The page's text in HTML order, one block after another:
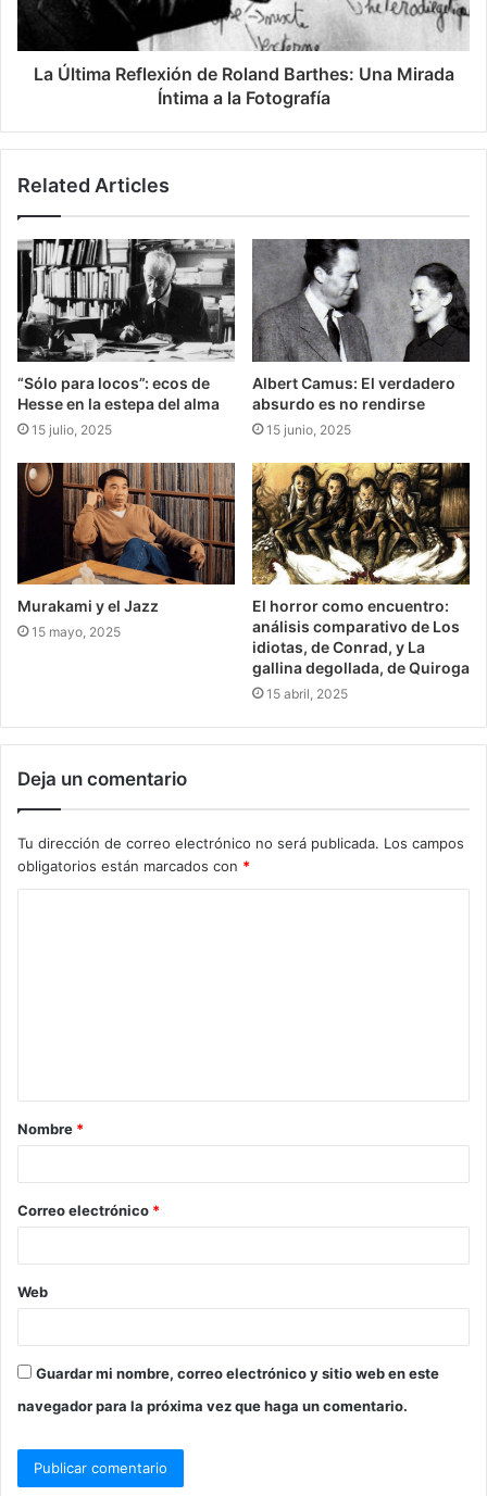
La Última Reflexión de Roland Barthes: Una Mirada
Íntima a la Fotografía
Related Articles
“Sólo para locos”: ecos de
Hesse en la estepa del alma
15 julio, 2025
Albert Camus: El verdadero
absurdo es no rendirse
15 junio, 2025
Murakami y el Jazz
15 mayo, 2025
El horror como encuentro:
análisis comparativo de Los
idiotas, de Conrad, y La
gallina degollada, de Quiroga
15 abril, 2025
Deja un comentario
Tu dirección de correo electrónico no será publicada. Los campos
obligatorios están marcados con *
Nombre *
Correo electrónico *
Web
Guardar mi nombre, correo electrónico y sitio web en este
navegador para la próxima vez que haga un comentario.